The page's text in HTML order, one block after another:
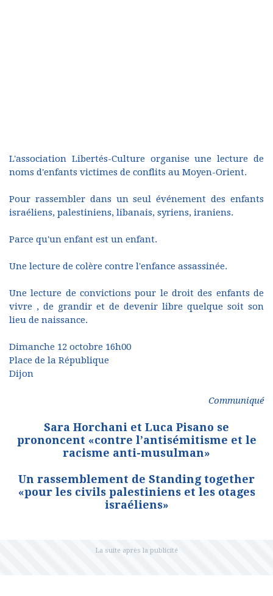
L'association Libertés-Culture organise une lecture de
noms d'enfants victimes de conflits au Moyen-Orient.
Pour rassembler dans un seul événement des enfants
israéliens, palestiniens, libanais, syriens, iraniens.
Parce qu'un enfant est un enfant.
Une lecture de colère contre l'enfance assassinée.
Une lecture de convictions pour le droit des enfants de
vivre , de grandir et de devenir libre quelque soit son
lieu de naissance.
Dimanche 12 octobre 16h00
Place de la République
Dijon
Communiqué
Sara Horchani et Luca Pisano se
prononcent «contre l’antisémitisme et le
racisme anti-musulman»
Un rassemblement de Standing together
«pour les civils palestiniens et les otages
israéliens»